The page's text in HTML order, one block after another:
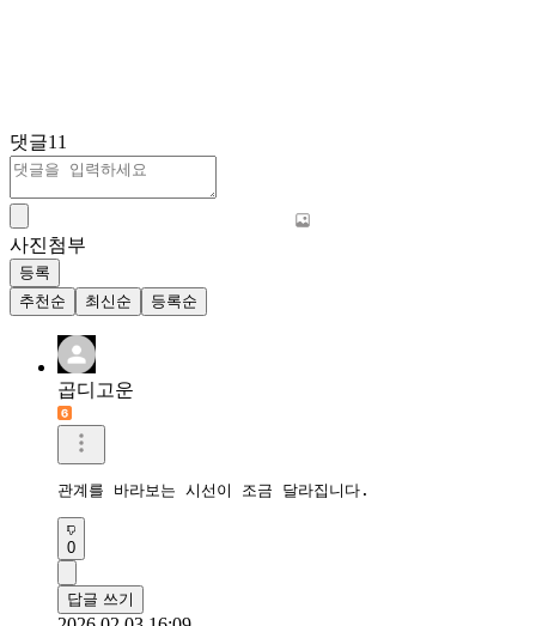
댓글11
사진첨부
등록
추천순
최신순 등록순
곱디고운
관계를 바라보는 시선이 조금 달라집니다.
0
답글 쓰기